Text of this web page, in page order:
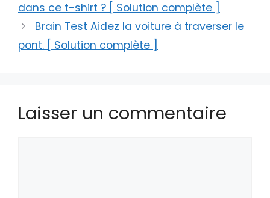
dans ce t-shirt ? [ Solution complète ]
Brain Test Aidez la voiture à traverser le
pont. [ Solution complète ]
Laisser un commentaire